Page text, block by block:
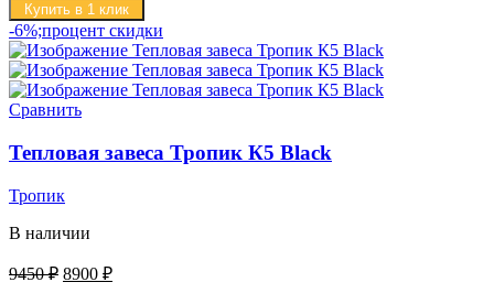
Купить в 1 клик
-6%;процент скидки
Сравнить
Тепловая завеса Тропик К5 Black
Тропик
В наличии
9450₽ 8900 ₽